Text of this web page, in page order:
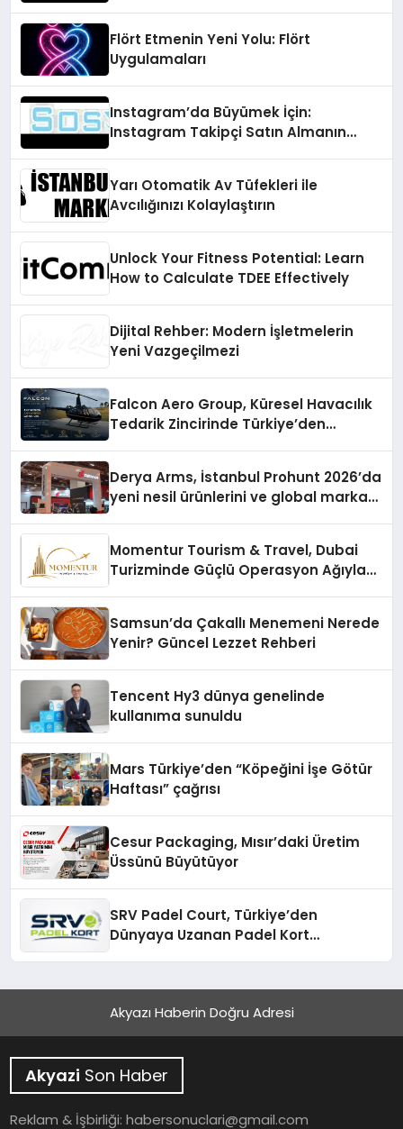
Flört Etmenin Yeni Yolu: Flört
Uygulamaları
Instagram’da Büyümek İçin:
Instagram Takipçi Satın Almanın
Yarı Otomatik Av Tüfekleri ile
Avcılığınızı Kolaylaştırın
Unlock Your Fitness Potential: Learn
How to Calculate TDEE Effectively
Dijital Rehber: Modern İşletmelerin
Yeni Vazgeçilmezi
Falcon Aero Group, Küresel Havacılık
Tedarik Zincirinde Türkiye’den
Derya Arms, İstanbul Prohunt 2026’da
yeni nesil ürünlerini ve global marka
Momentur Tourism & Travel, Dubai
Turizminde Güçlü Operasyon Ağıyla
Samsun’da Çakallı Menemeni Nerede
Yenir? Güncel Lezzet Rehberi
Tencent Hy3 dünya genelinde
kullanıma sunuldu
Mars Türkiye’den “Köpeğini İşe Götür
Haftası” çağrısı
Cesur Packaging, Mısır’daki Üretim
Üssünü Büyütüyor
SRV Padel Court, Türkiye’den
Dünyaya Uzanan Padel Kort
Akyazı Haberin Doğru Adresi
Akyazi Son Haber
Reklam & İşbirliği:habersonuclari@gmail.com